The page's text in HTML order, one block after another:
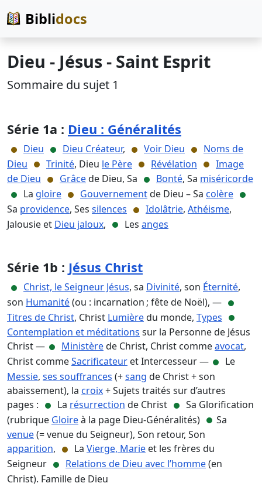
Biblidocs
Dieu - Jésus - Saint Esprit
Sommaire du sujet 1
Série 1a : Dieu : Généralités
Dieu Dieu Créateur, Voir Dieu
Noms de
Dieu
Trinité, Dieu le Père Révélation
Image
de Dieu
Grâcede Dieu, Sa Bonté, Sa miséricorde
La gloire Gouvernementde Dieu – Sa colère
Sa providence, Ses silences Idolâtrie, Athéisme,
Jalousie et Dieu jaloux, Les anges
Série 1b : Jésus Christ
Christ, le Seigneur Jésus, sa Divinité, son Éternité,
son Humanité(ou : incarnation ; fête de Noël), —
Titres de Christ, Christ Lumièredu monde, Types
Contemplation et méditations sur la Personne de Jésus
Christ —
Ministèrede Christ, Christ commeavocat,
Christ commeSacrificateur et Intercesseur —
Le
Messie, ses souffrances (+sang de Christ + son
abaissement), la croix+ Sujets traités sur d’autres
pages :
La résurrection de Christ
Sa Glorification
(rubrique Gloireà la page Dieu-Généralités)
Sa
venue(= venue du Seigneur), Son retour, Son
apparition, La Vierge, Marie et les frères du
Seigneur
Relations de Dieu avec l’homme(en
Christ). Famille de Dieu